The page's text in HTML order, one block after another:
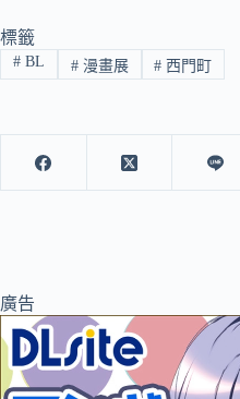
標籤
#BL #漫畫展 # 西門町
廣告